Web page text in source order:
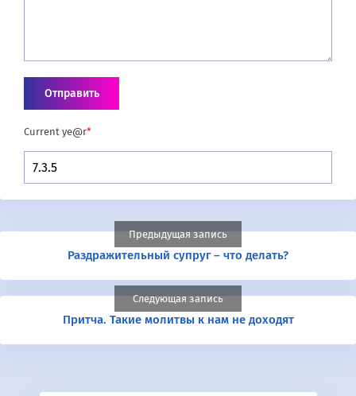
Current ye@r*
Предыдущая запись
Раздражительный супруг – что делать?
Следующая запись
Притча. Такие молитвы к нам не доходят